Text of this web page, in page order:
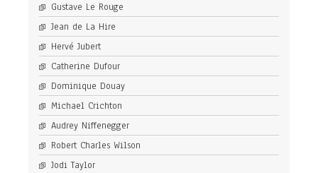
Gustave Le Rouge
Jean de La Hire
Hervé Jubert
Catherine Dufour
Dominique Douay
Michael Crichton
Audrey Niffenegger
Robert Charles Wilson
Jodi Taylor